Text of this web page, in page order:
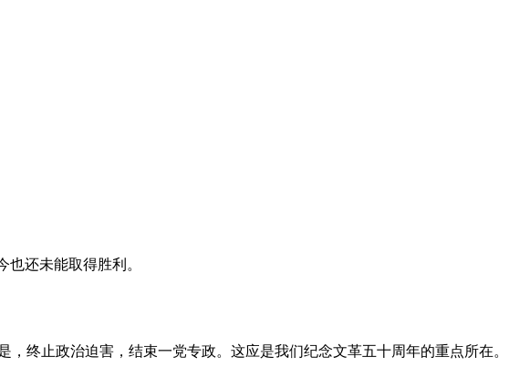
还未能取得胜利。
终止政治迫害，结束一党专政。这应是我们纪念文革五十周年的重点所在。